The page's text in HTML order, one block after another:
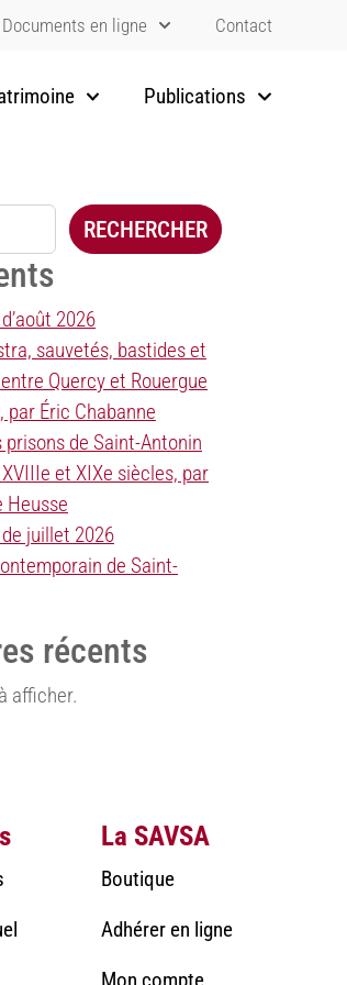
Documents en ligne Contact
Publications
RECHERCHER
2026
sauvetés, bastides et
Quercy et Rouergue
par Éric Chabanne
de Saint-Antonin
et XIXe siècles, par
Heusse
juillet 2026
de Saint-
récents
afficher.
La SAVSA
Boutique
Adhérer en ligne